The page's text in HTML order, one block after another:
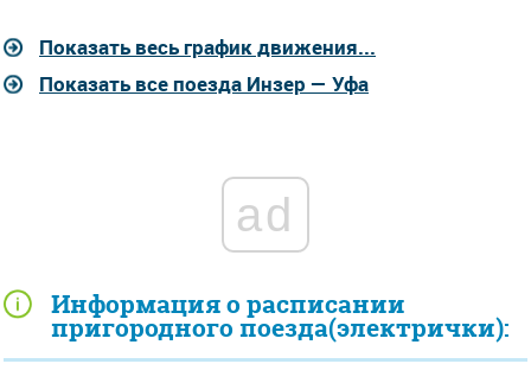
Информация о расписании
пригородного поезда(электрички):
Показать весь график движения...
Показать все поезда Инзер — Уфа
ad